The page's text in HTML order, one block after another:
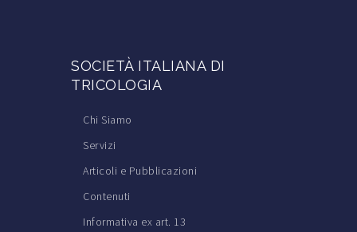
SOCIETÀ ITALIANA DI
TRICOLOGIA
Chi Siamo
Servizi
Articoli e Pubblicazioni
Contenuti
Informativa ex art. 13